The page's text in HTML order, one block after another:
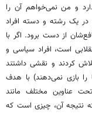
و من نمی‌خواهم آن را
یک رشته و دسته افراد
از دست برود. اگر با
است، افراد سیاسی و
کردند و نقشی داشتند
را بازی نمی‌دهند) با هدف
عناوین مختلف مانند
نتیجه آن، چیزی است که